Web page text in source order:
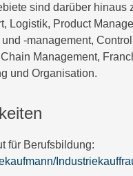
sind darüber hinaus
Logistik, Product
-management,
Management,
und Organisation.
für Berufsbildung: